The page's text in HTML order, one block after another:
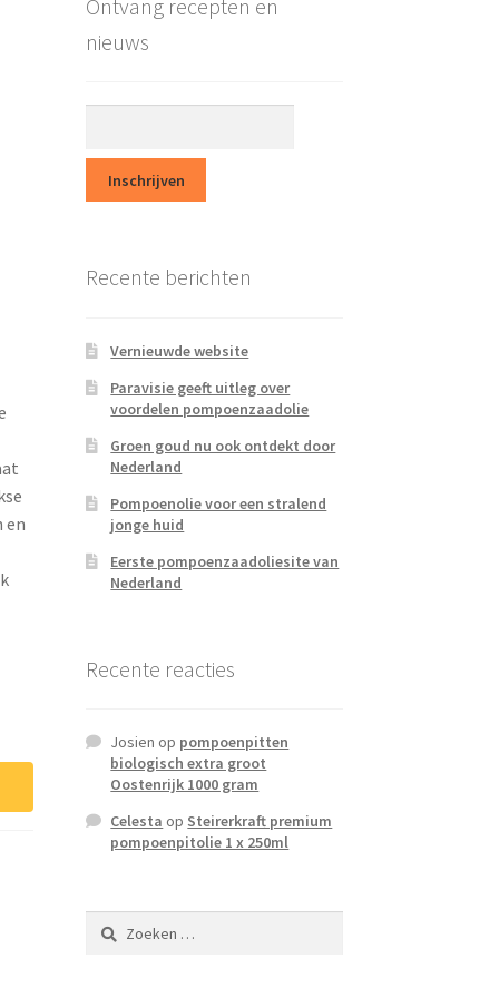
en
Ontvang recepten en
nieuws
Recente berichten
Vernieuwde website
Paravisie geeft uitleg over
voordelen pompoenzaadolie
Groen goud nu ook ontdekt door
Nederland
Pompoenolie voor een stralend
jonge huid
Eerste pompoenzaadoliesite van
Nederland
Recente reacties
Josien op pompoenpitten
biologisch extra groot
Oostenrijk 1000 gram
Celesta op Steirerkraft premium
pompoenpitolie 1 x 250ml
Zoeken
naar: